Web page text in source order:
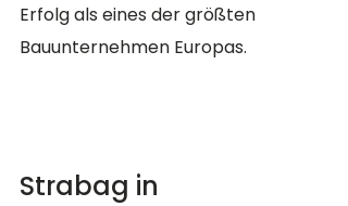
Erfolg als eines der größten
Bauunternehmen Europas​​.
Strabag in